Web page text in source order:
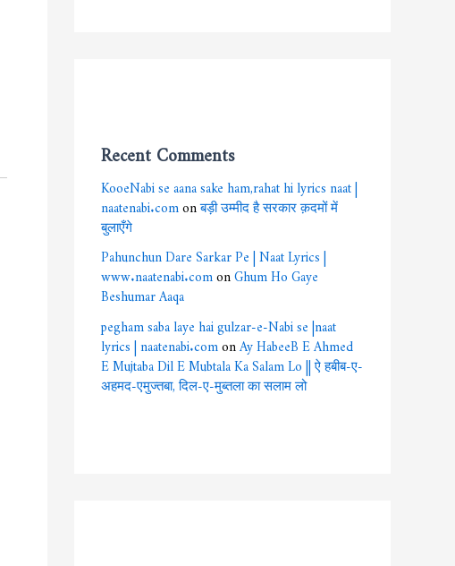
Recent Comments
KooeNabi se aana sake ham,rahat hi lyrics naat |
naatenabi.comonबड़ी उम्मीद है सरकार क़दमों में
बुलाएँगे
Pahunchun Dare Sarkar Pe | Naat Lyrics |
www.naatenabi.comonGhum Ho Gaye
Beshumar Aaqa
pegham saba laye hai gulzar-e-Nabi se |naat
lyrics | naatenabi.comonAy HabeeB E Ahmed
E Mujtaba Dil E Mubtala Ka Salam Lo || ऐ हबीब-ए-
अहमद-एमुज्तबा, दिल-ए-मुब्तला का सलाम लो